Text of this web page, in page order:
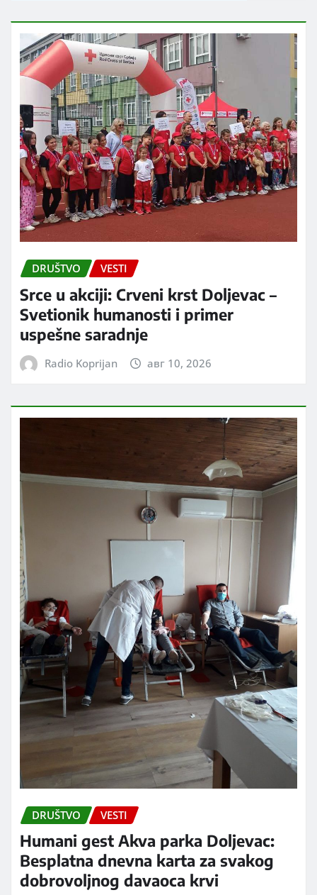
DRUŠTVO VESTI
Srce u akciji: Crveni krst Doljevac –
Svetionik humanosti i primer
uspešne saradnje
Radio Koprijan авг 10, 2026
DRUŠTVO VESTI
Humani gest Akva parka Doljevac:
Besplatna dnevna karta za svakog
dobrovoljnog davaoca krvi